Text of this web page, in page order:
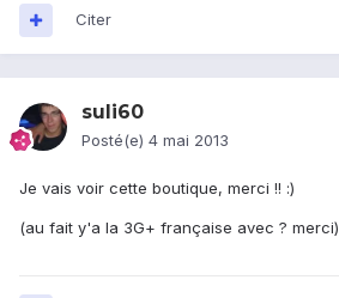
Citer
suli60
Posté(e) 4 mai 2013
Je vais voir cette boutique, merci !! :)
(au fait y'a la 3G+ française avec ? merci)